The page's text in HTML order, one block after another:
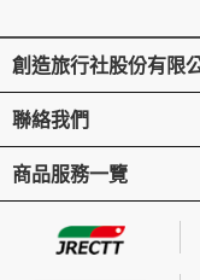
創造旅行社股份有限
聯絡我們
商品服務一覽